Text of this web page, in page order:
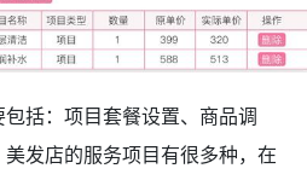
包括：项目套餐设置、商品调
发店的服务项目有很多种，在